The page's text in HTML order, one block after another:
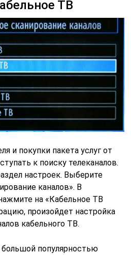
ТВ
и покупки пакета услуг от
к поиску телеканалов.
настроек. Выберите
каналов». В
на «Кабельное ТВ
произойдет настройка
кабельного ТВ.
популярностью